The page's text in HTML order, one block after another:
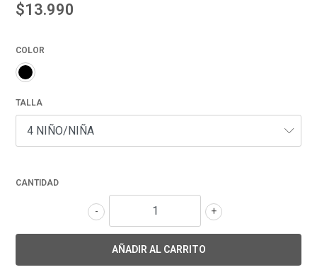
$13.990
COLOR
TALLA
CANTIDAD
+
-